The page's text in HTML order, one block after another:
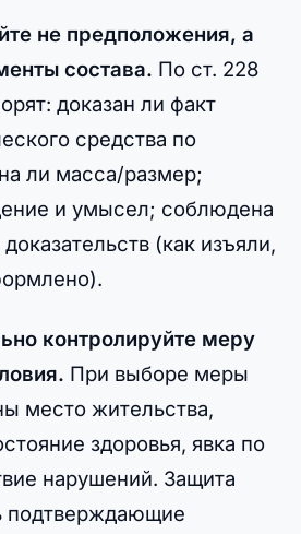
не предположения, а
состава. По ст. 228
доказан ли факт
средства по
ли масса/размер;
и умысел; соблюдена
(как изъяли,
контролируйте меру
При выборе меры
место жительства,
здоровья, явка по
нарушений. Защита
подтверждающие